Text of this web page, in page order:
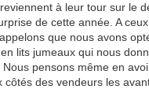
à leur tour sur le
de cette année. A
que nous avons
lits jumeaux qui nous
pensons même en
côtés des vendeurs les